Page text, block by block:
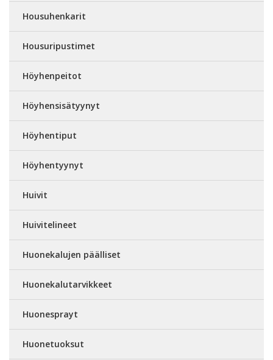
Housuhenkarit
Housuripustimet
Höyhenpeitot
Höyhensisätyynyt
Höyhentiput
Höyhentyynyt
Huivit
Huivitelineet
Huonekalujen päälliset
Huonekalutarvikkeet
Huonesprayt
Huonetuoksut